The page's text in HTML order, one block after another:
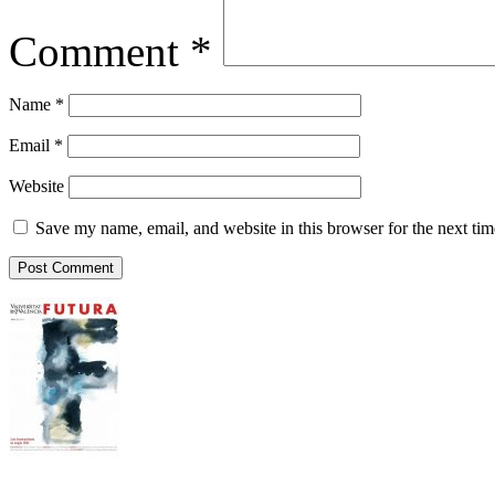
Comment *
Name *
Email *
Website
Save my name, email, and website in this browser for the next